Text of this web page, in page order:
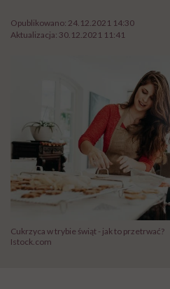
Opublikowano: 24.12.2021 14:30
Aktualizacja: 30.12.2021 11:41
Cukrzyca w trybie świąt - jak to przetrwać?
Istock.com